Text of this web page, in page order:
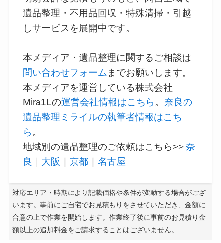
遺品整理・不用品回収・特殊清掃・引越
しサービスを展開中です。
本メディア・遺品整理に関するご相談は
問い合わせフォーム までお願いします。
本メディアを運営している株式会社
Mira1Lの運営会社情報はこちら 。奈良の
遺品整理ミライルの執筆者情報はこち
ら 。
地域別の遺品整理のご依頼はこちら>>奈
良 ｜ 大阪 ｜京都 ｜名古屋
対応エリア・時期により記載価格や条件が変動する場合がござ
います。事前にご自宅でお見積もりをさせていただき、金額に
合意の上で作業を開始します。作業終了後に事前のお見積り金
額以上の追加料金をご請求することはございません。